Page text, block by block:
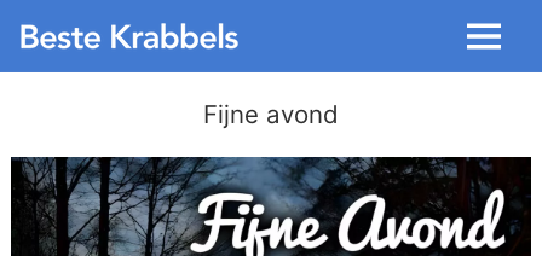
Menu
Fijne avond